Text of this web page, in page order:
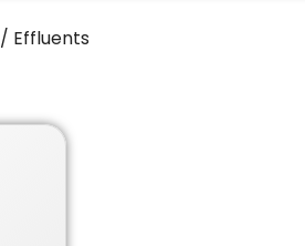
/ Effluents